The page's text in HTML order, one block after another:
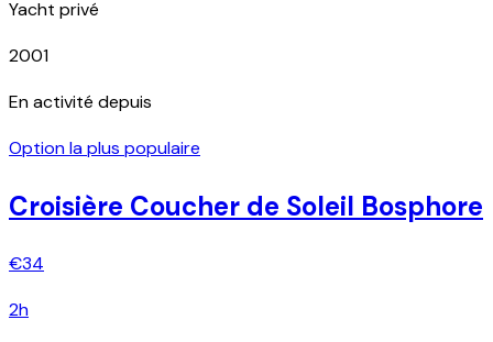
Yacht privé
2001
En activité depuis
Option la plus populaire
Croisière Coucher de Soleil Bosphore
€34
2h